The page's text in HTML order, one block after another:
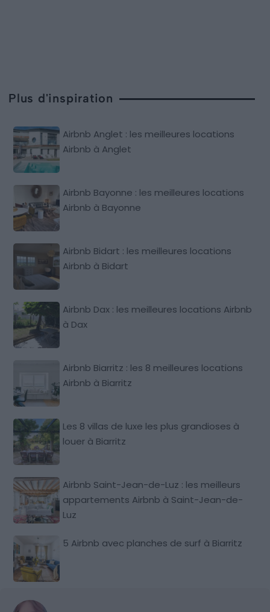
Plus d'inspiration
Airbnb Anglet : les meilleures locations
Airbnb à Anglet
Airbnb Bayonne : les meilleures locations
Airbnb à Bayonne
Airbnb Bidart : les meilleures locations
Airbnb à Bidart
Airbnb Dax : les meilleures locations Airbnb
à Dax
Airbnb Biarritz : les 8 meilleures locations
Airbnb à Biarritz
Les 8 villas de luxe les plus grandioses à
louer à Biarritz
Airbnb Saint-Jean-de-Luz : les meilleurs
appartements Airbnb à Saint-Jean-de-
Luz
5 Airbnb avec planches de surf à Biarritz